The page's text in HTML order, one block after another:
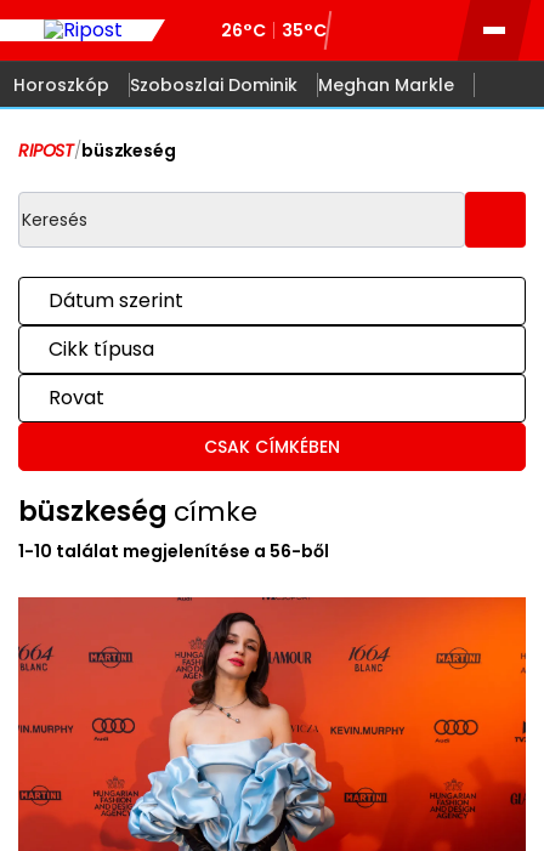
26°C 35°C
Horoszkóp Szoboszlai Dominik Meghan Markle
RIPOST/büszkeség
Dátum szerint
Cikk típusa
Rovat
CSAK CÍMKÉBEN
büszkeség címke
1-10 találat megjelenítése a 56-ből